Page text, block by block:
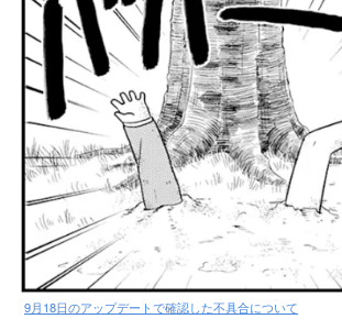
9月18日のアップデートで確認した不具合について